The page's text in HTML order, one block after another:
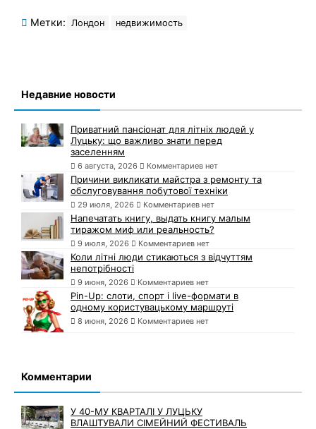
Метки: Лондон недвижимость
Недавние новости
Приватний пансіонат для літніх людей у
Луцьку: що важливо знати перед
заселенням
6 августа, 2026 Комментариев нет
Причини викликати майстра з ремонту та
обслуговування побутової техніки
29 июля, 2026 Комментариев нет
Напечатать книгу, выдать книгу малым
тиражом миф или реальность?
9 июля, 2026 Комментариев нет
Коли літні люди стикаються з відчуттям
непотрібності
9 июня, 2026 Комментариев нет
Pin-Up: слоти, спорт і live-формати в
одному користувацькому маршруті
8 июня, 2026 Комментариев нет
Комментарии
У 40-МУ КВАРТАЛІ У ЛУЦЬКУ
ВЛАШТУВАЛИ СІМЕЙНИЙ ФЕСТИВАЛЬ